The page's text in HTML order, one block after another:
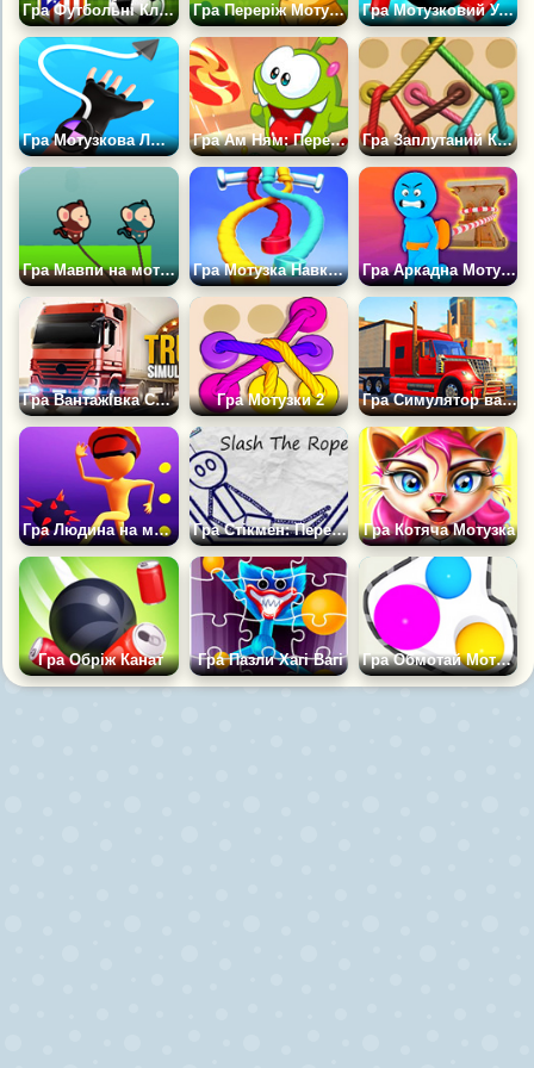
Гра Футбольні Клуби Гра Переріж Мотузку Нагодуй Кошеня Гра Мотузковий Удар 2
Гра Мотузкова Людина 3Д Гра Ам Ням: Переріж мотузку 2 Гра Заплутаний Канат: Розв'яжи Вузол
Гра Мавпи на мотузці Гра Мотузка Навколо Гра Аркадна Мотузка
Гра Вантажівка Симулятор: Європа Гра Мотузки 2 Гра Симулятор вантажівки: Європа 2
Гра Людина на мотузці Гра Стікмен: Переріж мотузку Гра Котяча Мотузка
Гра Обріж Канат Гра Пазли Хагі Вагі Гра Обмотай Мотузкою